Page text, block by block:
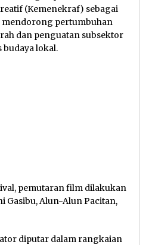
(Kemenekraf) sebagai
pertumbuhan
dan penguatan subsektor
lokal.
pemutaran film dilakukan
Gasibu, Alun-Alun Pacitan,
diputar dalam rangkaian